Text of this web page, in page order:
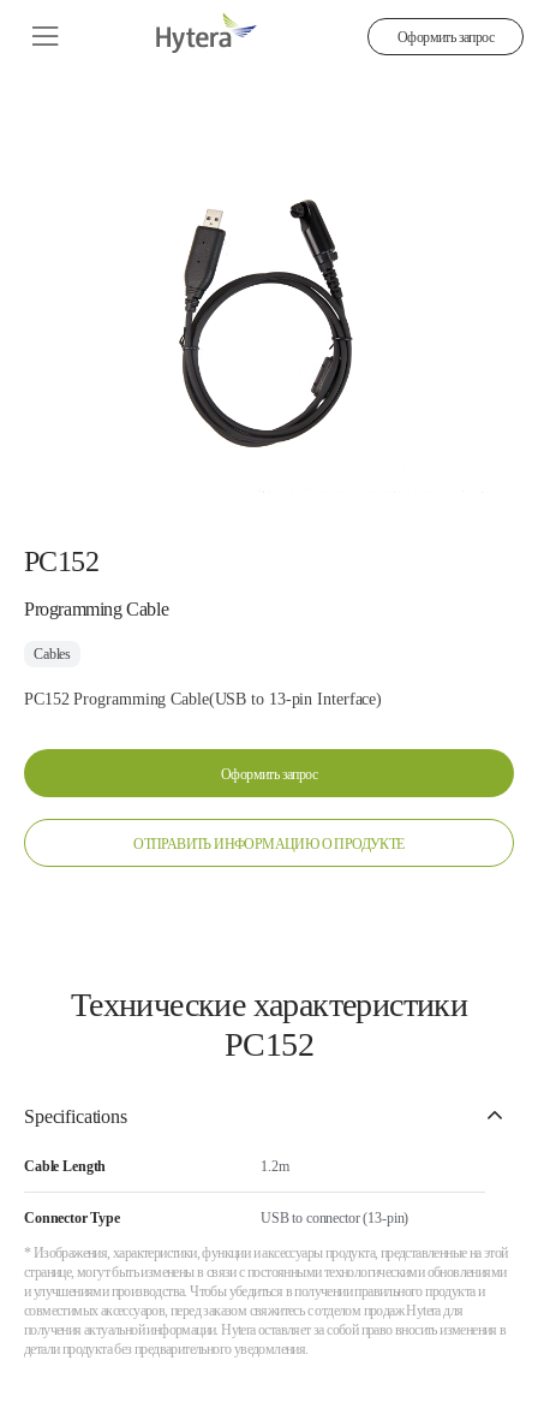
Оформить запрос
PC152
Programming Cable
Cables
PC152 Programming Cable(USB to 13-pin Interface)
Оформить запрос
ОТПРАВИТЬ ИНФОРМАЦИЮ О ПРОДУКТЕ
Технические характеристики
PC152
Specifications
Cable Length 1.2m
Connector Type USB to connector (13-pin)
* Изображения, характеристики, функции и аксессуары продукта, представленные на этой
странице, могут быть изменены в связи с постоянными технологическими обновлениями
и улучшениями производства. Чтобы убедиться в получении правильного продукта и
совместимых аксессуаров, перед заказом свяжитесь с отделом продаж Hytera для
получения актуальной информации. Hytera оставляет за собой право вносить изменения в
детали продукта без предварительного уведомления.